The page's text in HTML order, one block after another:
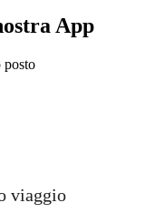
App
posto
viaggio